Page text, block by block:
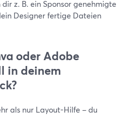
z. B. ein Sponsor genehmigte
Designer fertige Dateien
oder Adobe
in deinem
als nur Layout-Hilfe – du